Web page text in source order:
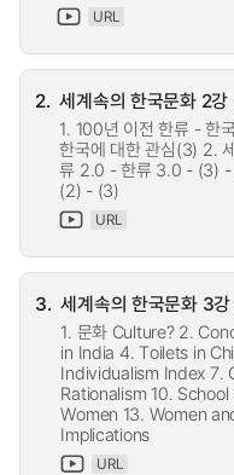
URL
2. 세계속의 한국문화 2
1. 100년 이전 한류 - 한
한국에 대한 관심(3) 2.
류 2.0 - 한류 3.0 - (3) -
(2) - (3)
URL
3. 세계속의 한국문화 3
1. 문화 Culture? 2.
in India 4. Toilets in
Individualism Index 7.
Rationalism 10.
Women 13. Women
Implications
URL